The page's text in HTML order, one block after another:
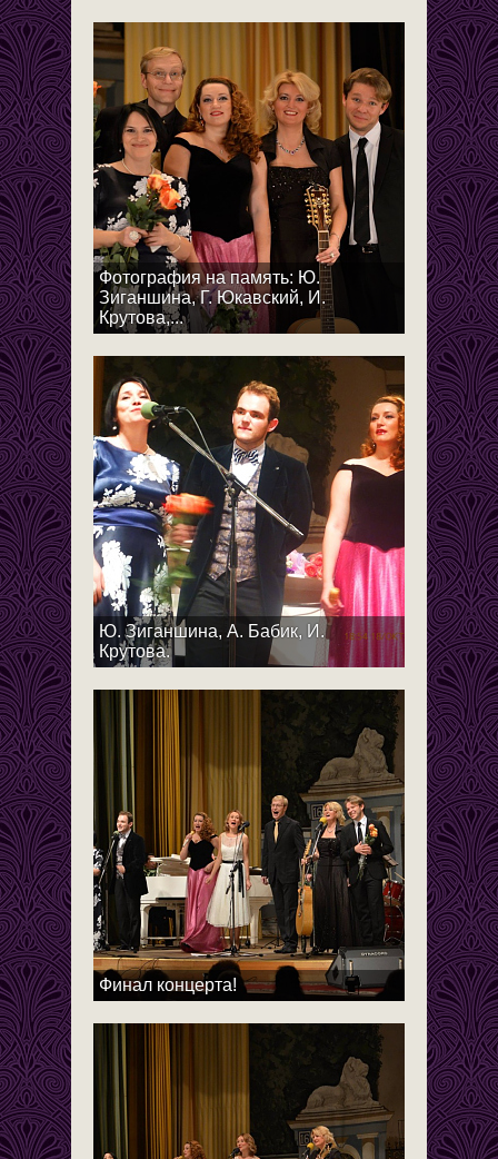
Фотография на память: Ю.
Зиганшина, Г. Юкавский, И.
Крутова,...
Ю. Зиганшина, А. Бабик, И.
Крутова.
Финал концерта!